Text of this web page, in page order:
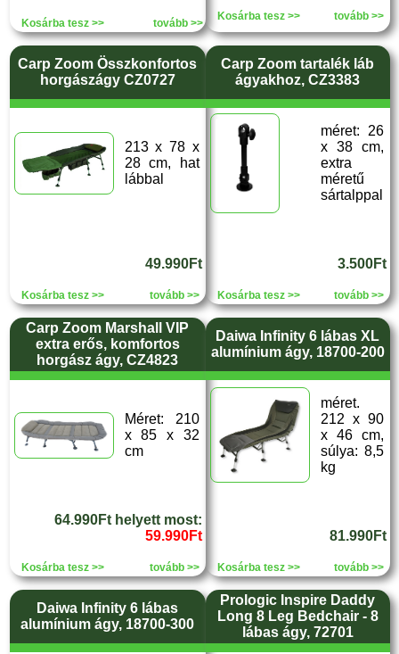
Kosárba tesz >> tovább >>
Kosárba tesz >> tovább >>
Carp Zoom Összkonfortos
horgászágy CZ0727
213 x 78 x
28 cm, hat
lábbal
49.990Ft
Kosárba tesz >> tovább >>
Carp Zoom tartalék láb
ágyakhoz, CZ3383
méret: 26
x 38 cm,
extra
méretű
sártalppal
3.500Ft
Kosárba tesz >> tovább >>
Carp Zoom Marshall VIP
extra erős, komfortos
horgász ágy, CZ4823
Méret: 210
x 85 x 32
cm
64.990Ft helyett most:
59.990Ft
Kosárba tesz >> tovább >>
Daiwa Infinity 6 lábas XL
alumínium ágy, 18700-200
méret.
212 x 90
x 46 cm,
súlya: 8,5
kg
81.990Ft
Kosárba tesz >> tovább >>
Daiwa Infinity 6 lábas
alumínium ágy, 18700-300
Prologic Inspire Daddy
Long 8 Leg Bedchair - 8
lábas ágy, 72701